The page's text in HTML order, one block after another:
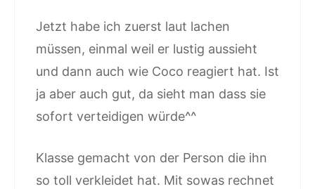
Jetzt habe ich zuerst laut lachen
müssen, einmal weil er lustig aussieht
und dann auch wie Coco reagiert hat. Ist
ja aber auch gut, da sieht man dass sie
sofort verteidigen würde^^
Klasse gemacht von der Person die ihn
so toll verkleidet hat. Mit sowas rechnet